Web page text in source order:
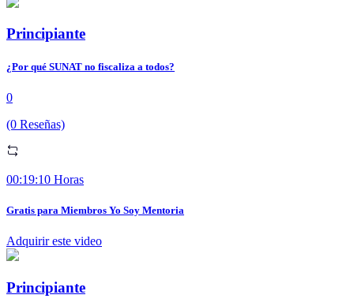
Principiante
¿Por qué SUNAT no fiscaliza a todos?
0
(0 Reseñas)
00:19:10 Horas
Gratis para Miembros Yo Soy Mentoria
Adquirir este video
Principiante